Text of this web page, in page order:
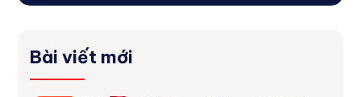
Bài viết mới